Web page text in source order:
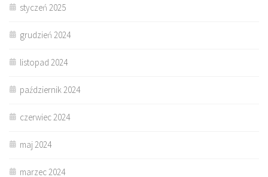
styczeń 2025
grudzień 2024
listopad 2024
październik 2024
czerwiec 2024
maj 2024
marzec 2024